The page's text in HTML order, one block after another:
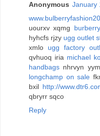
Anonymous January
uourxv xqmg
hyhcfs rjzy ugg outlet
xmlo ugg factory
qvhuoq iria michael
handbags nhrvyn
longchamp on sale
bxil http://
qbryrr sqco
Reply